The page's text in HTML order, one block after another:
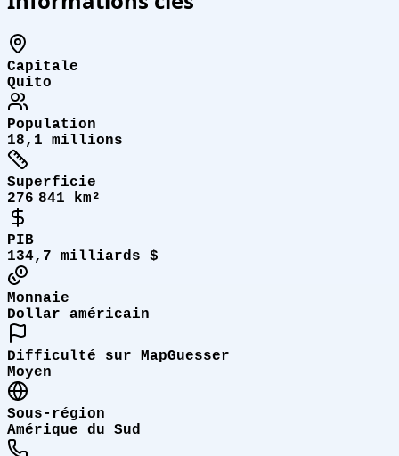
Capitale
Quito
Population
18,1 millions
Superficie
276 841 km²
PIB
134,7 milliards $
Monnaie
Dollar américain
Difficulté sur MapGuesser
Moyen
Sous-région
Amérique du Sud